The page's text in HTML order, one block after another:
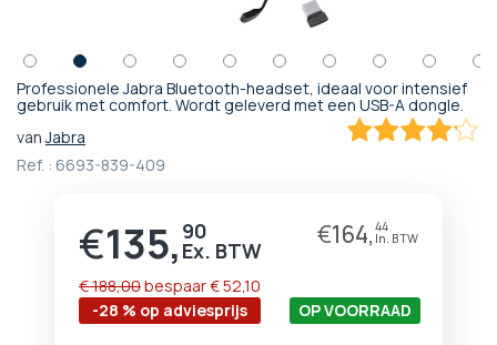
Professionele Jabra Bluetooth-headset, ideaal voor intensief
gebruik met comfort. Wordt geleverd met een USB-A dongle.
vanJabra
Ref. : 6693-839-409
Prijs
€135, 90 €164, 44
-28 % op adviesprijs
€ 188,00bespaar€ 52,10
OP VOORRAAD
Ga
het
begin
afbeeldingen-